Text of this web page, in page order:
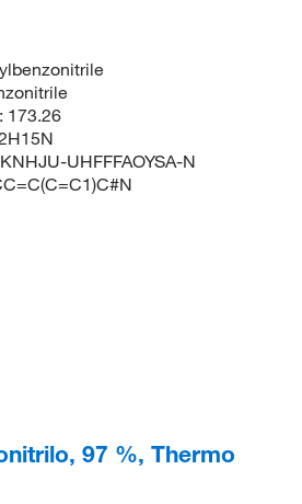
173.26
UHFFFAOYSA-N
97 %, Thermo